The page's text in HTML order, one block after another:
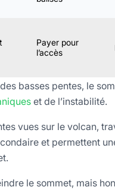
Payer pour
l’accès
basses pentes, le
et de l’instabilité.
vues sur le volcan,
et permettent
le sommet, mais